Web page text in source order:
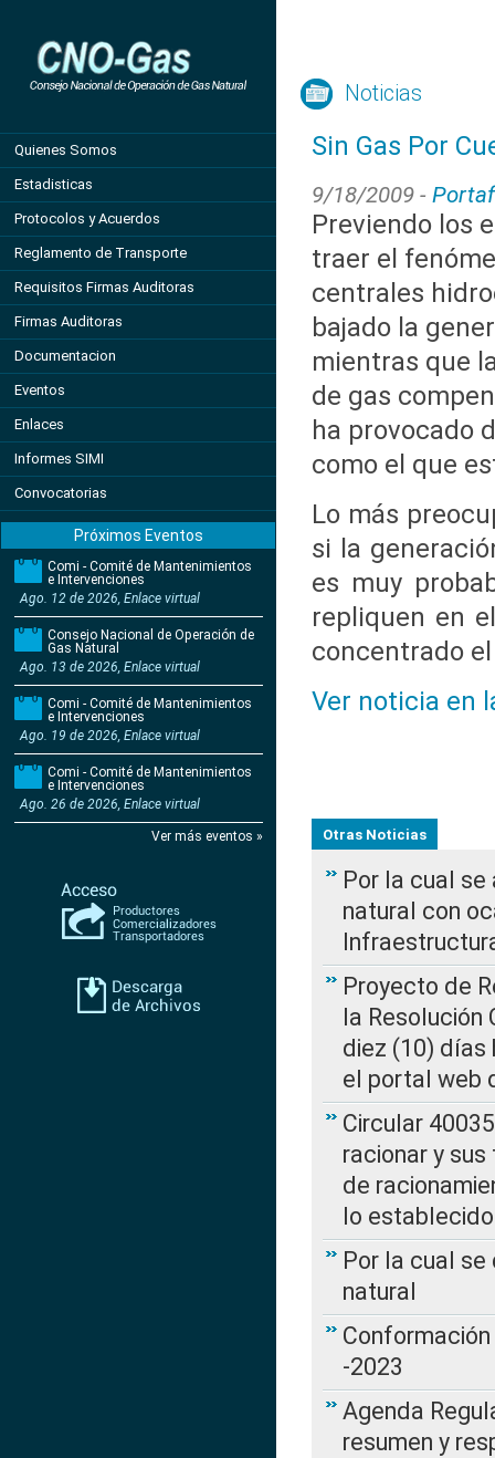
Quienes Somos
Estadisticas
Protocolos y Acuerdos
Reglamento de Transporte
Requisitos Firmas Auditoras
Firmas Auditoras
Documentacion
Eventos
Enlaces
Informes SIMI
Convocatorias
Próximos Eventos
Comi - Comité de Mantenimientos
e Intervenciones
Ago. 12 de 2026, Enlace virtual
Consejo Nacional de Operación de
Gas Natural
Ago. 13 de 2026, Enlace virtual
Comi - Comité de Mantenimientos
e Intervenciones
Ago. 19 de 2026, Enlace virtual
Comi - Comité de Mantenimientos
e Intervenciones
Ago. 26 de 2026, Enlace virtual
Ver más eventos »
Noticias
Sin Gas Por
9/18/2009 -
Previendo los
traer el
centrales
bajado la
mientras que
de gas
ha provocado
como el que
Lo más
si la
es muy
repliquen en
concentrado
Ver noticia en
Otras Noticias
Por la cual
natural con
Proyecto de
la Resolución
diez (10) días
el portal web
Circular
racionar y
de
lo
Por la cual
natural
-2023
Agenda
resumen y